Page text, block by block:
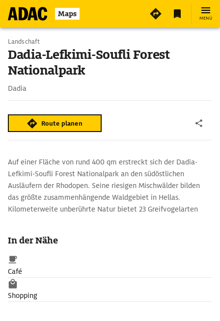
Maps MENÜ
Landschaft
Dadia-Lefkimi-Soufli Forest
Nationalpark
Dadia
Route planen
Auf einer Fläche von rund 400 qm erstreckt sich der Dadia-
Lefkimi-Soufli Forest Nationalpark an den südöstlichen
Ausläufern der Rhodopen. Seine riesigen Mischwälder bilden
das größte zusammenhängende Waldgebiet in Hellas.
Kilometerweite unberührte Natur bietet 23 Greifvogelarten
Wanderwegen und Vogelbeobachtung. Angeschlossen sind ein
Gästehaus sowie ein Restaurant mit regionaler Küche.
In der Nähe
Café
Shopping